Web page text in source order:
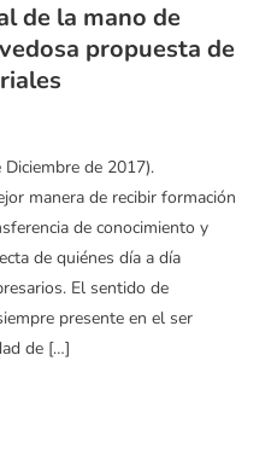
de la mano de
propuesta de
Diciembre de 2017).
manera de recibir formación
de conocimiento y
de quiénes día a día
El sentido de
presente en el ser
de […]